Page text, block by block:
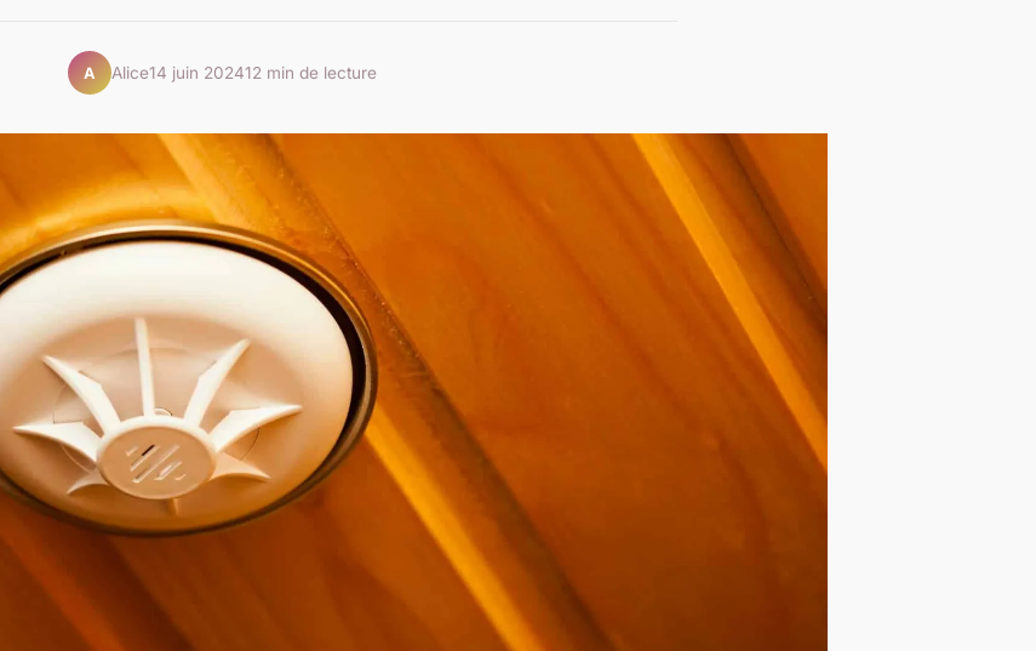
A Alice14 juin 202412 min de lecture